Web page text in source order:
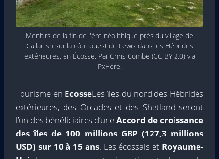
Menhirs de la fin de l'ère néolithique près du village de
Callanish sur la côte ouest de Lewis dans les Hébrides
extérieures, en Écosse. Par Chris Combe (CC BY 2.0) via
PxHere.
Tourisme en EcosseLes îles du nord des Hébrides
extérieures, des Orcades et des Shetland seront
l’un des bénéficiaires d’uneAccord de croissance
des îles de 100 millions GBP (127,3 millions
USD) sur 10 à 15 ans. Les écossais et Royaume-